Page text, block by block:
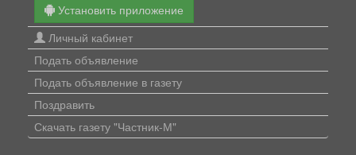
Установить приложение
Личный кабинет
Подать объявление
Подать объявление в газету
Поздравить
Скачать газету "Частник-М"